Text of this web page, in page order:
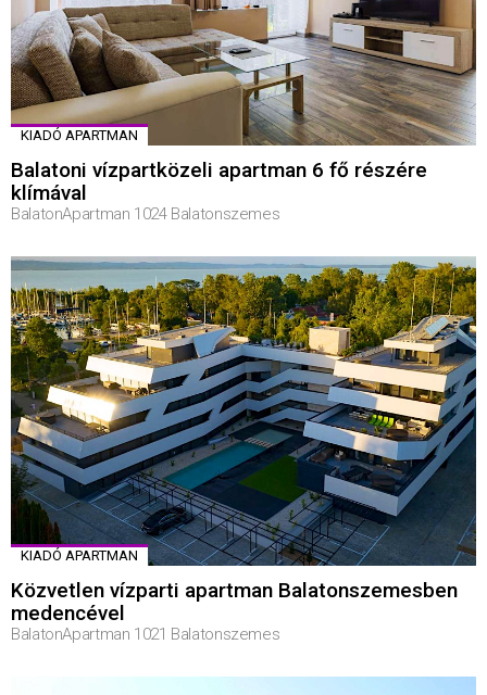
KIADÓ APARTMAN
Balatoni vízpartközeli apartman 6 fő részére
klímával
BalatonApartman 1024 Balatonszemes
KIADÓ APARTMAN
Közvetlen vízparti apartman Balatonszemesben
medencével
BalatonApartman 1021 Balatonszemes